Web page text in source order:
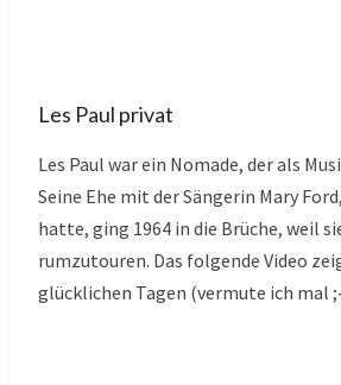
Les Paul privat
Les Paul war ein Nomade, der als
Seine Ehe mit der Sängerin Mary
hatte, ging 1964 in die Brüche, weil
rumzutouren. Das folgende Video
glücklichen Tagen (vermute ich mal